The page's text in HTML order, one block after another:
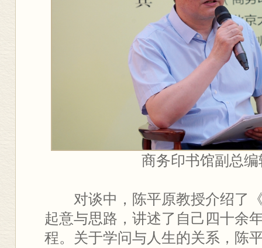
商务印书馆副总编
对谈中，陈平原教授介绍了
起意与思路，讲述了自己四十余
程。关于学问与人生的关系，陈